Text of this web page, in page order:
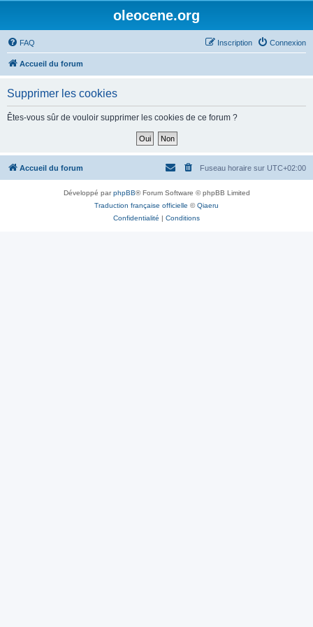
oleocene.org
FAQ Connexion
Inscription
Accueil du forum
Supprimer les cookies
Êtes-vous sûr de vouloir supprimer les cookies de ce forum ?
Accueil du forum Fuseau horaire sur UTC+02:00
Développé parphpBB® Forum Software © phpBB Limited
Traduction française officielle ©Qiaeru
Confidentialité | Conditions